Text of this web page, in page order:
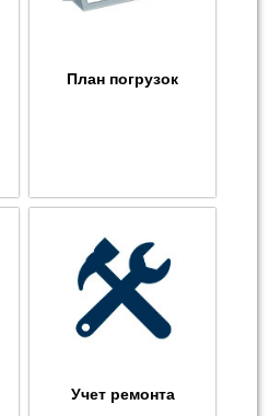
План погрузок
Учет ремонта